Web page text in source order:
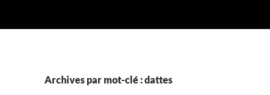
Archives par mot-clé : dattes